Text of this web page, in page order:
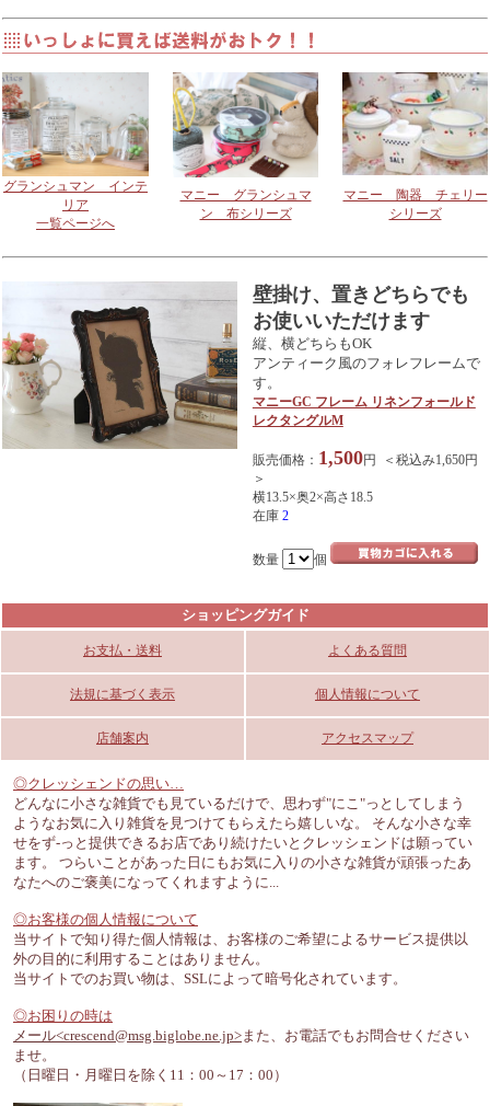
グランシュマン インテ
リア
一覧ページへ
マニー グランシュマ
ン 布シリーズ
マニー 陶器 チェリー
シリーズ
壁掛け、置きどちらでも
お使いいただけます
縦、横どちらもOK
アンティーク風のフォレフレームで
す。
マニーGC フレーム リネンフォールド
レクタングルM
販売価格： 1,500円 ＜税込み1,650円
＞
横13.5×奥2×高さ18.5
在庫 2
数量 個
ショッピングガイド
お支払・送料 よくある質問
法規に基づく表示 個人情報について
店舗案内 アクセスマップ
◎クレッシェンドの思い…
どんなに小さな雑貨でも見ているだけで、思わず"にこ"っとしてしまう
ようなお気に入り雑貨を見つけてもらえたら嬉しいな。 そんな小さな幸
せをず-っと提供できるお店であり続けたいとクレッシェンドは願ってい
ます。 つらいことがあった日にもお気に入りの小さな雑貨が頑張ったあ
なたへのご褒美になってくれますように...
◎お客様の個人情報について
当サイトで知り得た個人情報は、お客様のご希望によるサービス提供以
外の目的に利用することはありません。
当サイトでのお買い物は、SSLによって暗号化されています。
◎お困りの時は
メール<crescend@msg.biglobe.ne.jp> また、お電話でもお問合せください
ませ。
（日曜日・月曜日を除く11：00～17：00）